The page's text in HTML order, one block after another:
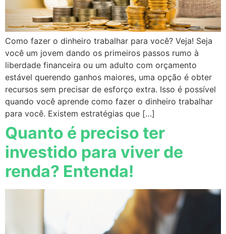
Como fazer o dinheiro trabalhar para você? Veja! Seja
você um jovem dando os primeiros passos rumo à
liberdade financeira ou um adulto com orçamento
estável querendo ganhos maiores, uma opção é obter
recursos sem precisar de esforço extra. Isso é possível
quando você aprende como fazer o dinheiro trabalhar
para você. Existem estratégias que […]
Quanto é preciso ter
investido para viver de
renda? Entenda!